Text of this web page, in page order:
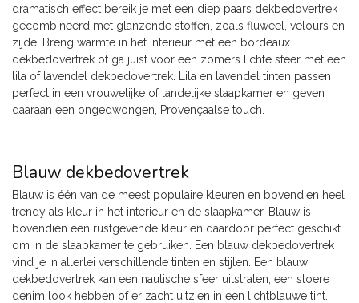
dramatisch effect bereik je met een diep paars dekbedovertrek
gecombineerd met glanzende stoffen, zoals fluweel, velours en
zijde. Breng warmte in het interieur met een bordeaux
dekbedovertrek of ga juist voor een zomers lichte sfeer met een
lila of lavendel dekbedovertrek. Lila en lavendel tinten passen
perfect in een vrouwelijke of landelijke slaapkamer en geven
daaraan een ongedwongen, Provençaalse touch.
Blauw dekbedovertrek
Blauw is één van de meest populaire kleuren en bovendien heel
trendy als kleur in het interieur en de slaapkamer. Blauw is
bovendien een rustgevende kleur en daardoor perfect geschikt
om in de slaapkamer te gebruiken. Een blauw dekbedovertrek
vind je in allerlei verschillende tinten en stijlen. Een blauw
dekbedovertrek kan een nautische sfeer uitstralen, een stoere
denim look hebben of er zacht uitzien in een lichtblauwe tint.